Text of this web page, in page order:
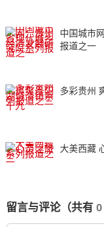
中国城市
报道之一
留言与评论（共有 0